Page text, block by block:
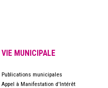
VIE MUNICIPALE
Publications municipales
Appel à Manifestation d'Intérêt